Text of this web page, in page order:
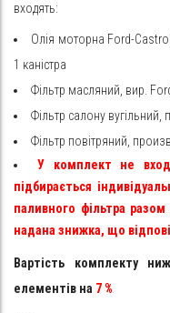
входять:
Олія моторна Ford-
1 каністра
Фільтр масляний, вир.
Фільтр салону
Фільтр повітряний,
У комплект не
підбирається
паливного фільтра
надана знижка, що
Вартість комплекту
елементів на 7%